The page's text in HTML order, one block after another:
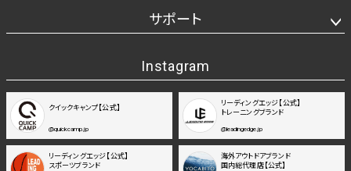
サポート
Instagram
クイックキャンプ【公式】
@quickcamp.jp
リーディングエッジ【公式】
トレーニングブランド
@leadingedge.jp
リーディングエッジ【公式】
スポーツブランド
海外アウトドアブランド
国内総代理店【公式】